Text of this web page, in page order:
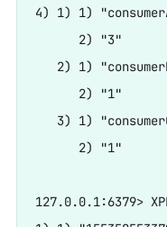
4) 1) 1)
      2) "3"
2) 1)
      2) "1"
3) 1)
      2) "1"
127.0.0.1:6379>